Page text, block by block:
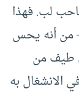
لب. فهذا
من أنه يحس
طيف من
الانشغال به